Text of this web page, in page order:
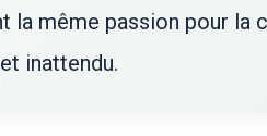
même passion pour la
inattendu.